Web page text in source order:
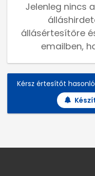
Jelenleg nincs
állásértesítőre
emailben,
Kérsz értesítőt